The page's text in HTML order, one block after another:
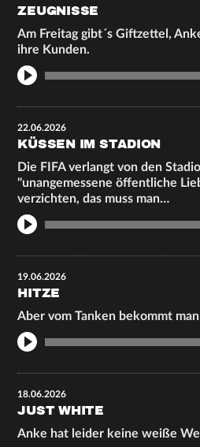
ZEUGNISSE
Am Freitag gibt´s Giftzettel,
ihre Kunden.
22.06.2026
KÜSSEN IM STADION
Die FIFA verlangt von den
"unangemessene öffentliche
verzichten, das muss man…
19.06.2026
HITZE
Aber vom Tanken bekommt
18.06.2026
JUST WHITE
Anke hat leider keine weiße